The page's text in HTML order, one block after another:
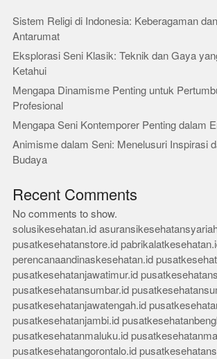
Sistem Religi di Indonesia: Keberagaman
Antarumat
Eksplorasi Seni Klasik: Teknik dan Gaya
Ketahui
Mengapa Dinamisme Penting untuk
Profesional
Mengapa Seni Kontemporer Penting dalam
Animisme dalam Seni: Menelusuri Inspirasi
Budaya
Recent Comments
No comments to show.
solusikesehatan.id
pusatkesehatanstore.id
perencanaandinaskesehatan.id
pusatkesehatanjawatimur.id
pusatkesehatansumbar.id
pusatkesehatanjawatengah.id
pusatkesehatanjambi.id
pusatkesehatanmaluku.id
pusatkesehatangorontalo.id